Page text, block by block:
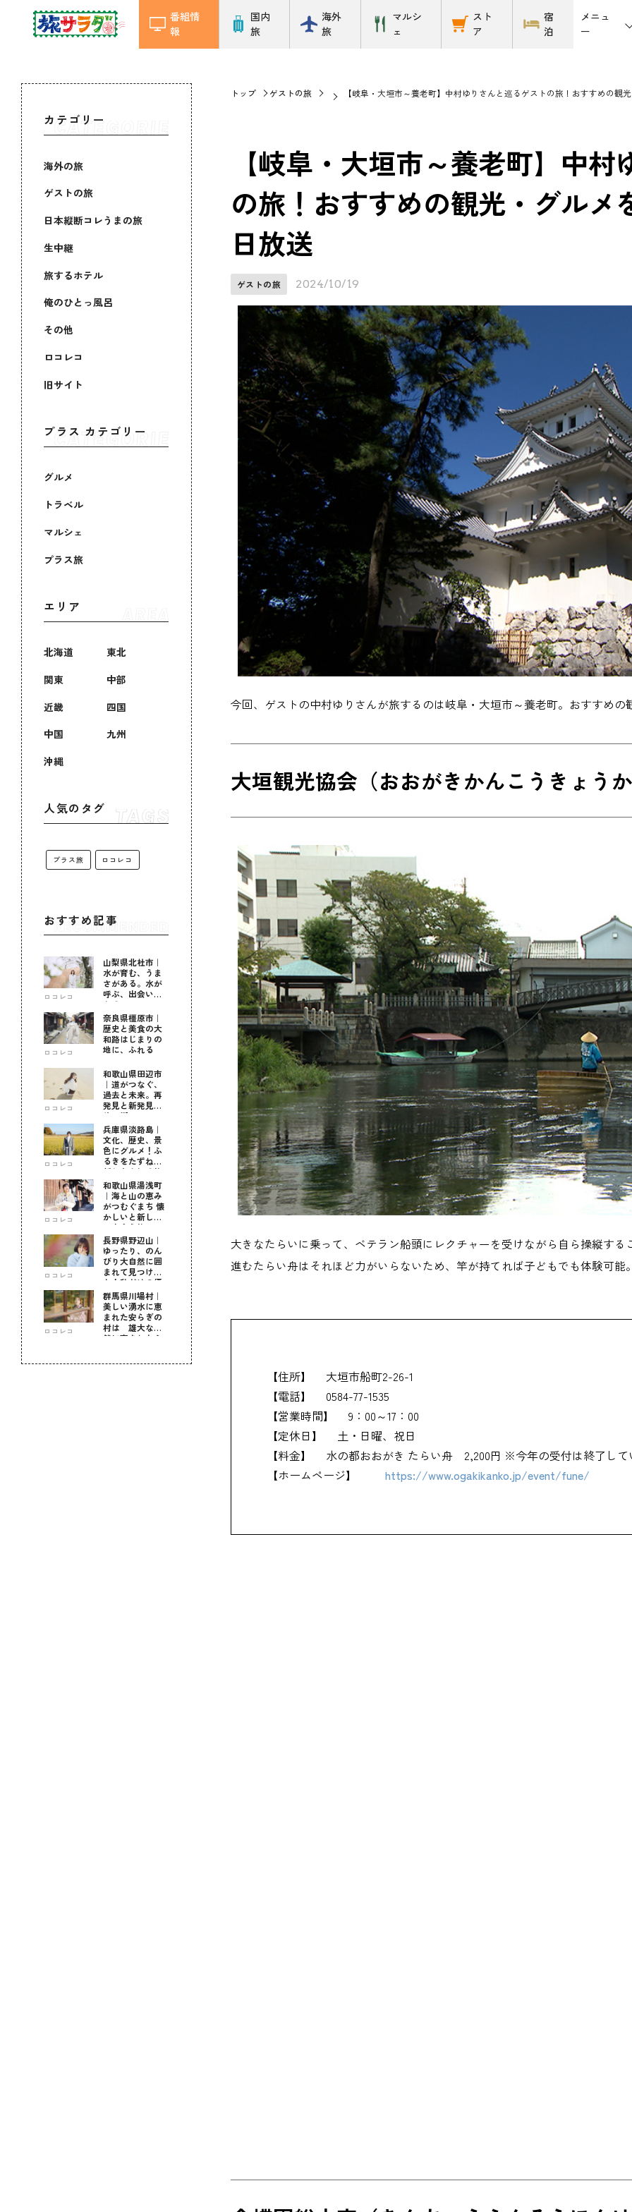
番組情
報
国内
旅
海外
旅
マルシ
ェ
スト
ア
宿
泊
メニュ
ー
カテゴリー
海外の旅
ゲストの旅
日本縦断コレうまの旅
生中継
旅するホテル
俺のひとっ風呂
その他
ロコレコ
旧サイト
プラス カテゴリー
グルメ
トラベル
マルシェ
プラス旅
エリア
北海道
東北
関東
中部
近畿
四国
中国
九州
沖縄
人気のタグ
プラス旅 ロコレコ
おすすめ記事
ロコレコ
山梨県北杜市｜
水が育む、うま
さがある。水が
呼ぶ、出会いが
ある。
ロコレコ
奈良県橿原市｜
歴史と美食の大
和路はじまりの
地に、ふれる
ロコレコ
和歌山県田辺市
｜道がつなぐ、
過去と未来。再
発見と新発見の
待つ街へ
ロコレコ
兵庫県淡路島｜
文化、歴史、景
色にグルメ！ふ
るきをたずねて
新しきを知る旅
ロコレコ
和歌山県湯浅町
｜海と山の恵み
がつむぐまち 懐
かしいと新しい
に出会う旅
ロコレコ
長野県野辺山｜
ゆったり、のん
びり大自然に囲
まれて見つけ
た！私だけの優
しい自分時間
ロコレコ
群馬県川場村｜
美しい湧水に恵
まれた安らぎの
村は 雄大な自
然に育まれた心
トップ ゲストの旅 【岐阜・大垣市～養老町】中村ゆりさんと巡るゲストの旅！おすすめの観
【岐阜・大垣市～養老町】中
の旅！おすすめの観光・グルメ
日放送
ゲストの旅 2024/10/19
今回、ゲストの中村ゆりさんが旅するのは岐阜・大垣市～養老町。おすすめの
大垣観光協会（おおがきかんこうきょうか
大きなたらいに乗って、ベテラン船頭にレクチャーを受けながら自ら操縦す
進むたらい舟はそれほど力がいらないため、竿が持てれば子どもでも体験可能。
【住所】
大垣市船町2-26-1
【電話】
0584-77-1535
【営業時間】
9：00～17：00
【定休日】
土・日曜、祝日
【料金】
水の都おおがき たらい舟 2,200円 ※今年の受付は終了して
【ホームページ】
https://www.ogakikanko.jp/event/fune/